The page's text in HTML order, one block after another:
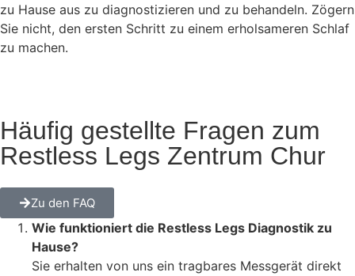
zu Hause aus zu diagnostizieren und zu behandeln. Zögern
Sie nicht, den ersten Schritt zu einem erholsameren Schlaf
zu machen.
Häufig gestellte Fragen zum
Restless Legs Zentrum Chur
Zu den FAQ
Wie funktioniert die Restless Legs Diagnostik zu
Hause?
Sie erhalten von uns ein tragbares Messgerät direkt